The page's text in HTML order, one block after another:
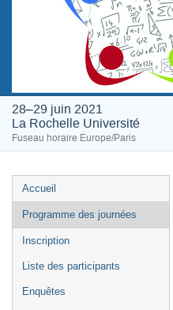
28–29 juin 2021
La Rochelle Université
Fuseau horaire Europe/Paris
Menu
de
l'événement
Accueil
Programme des journées
Inscription
Liste des participants
Enquêtes